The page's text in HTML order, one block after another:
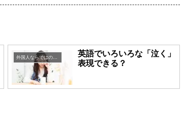
外国人ならではの英語表現
英語でいろいろな「泣く」
表現できる？